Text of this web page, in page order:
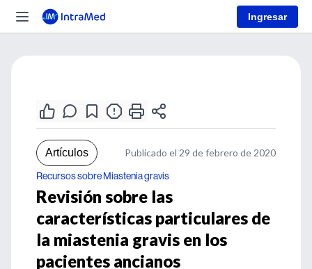
Ingresar
Artículos Publicado el 29 de febrero de 2020
Recursos sobre Miastenia gravis
Revisión sobre las
características particulares de
la miastenia gravis en los
pacientes ancianos